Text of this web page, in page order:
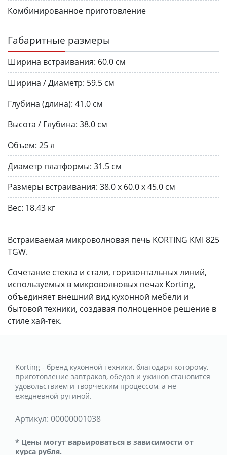
Комбинированное приготовление
Габаритные размеры
Ширина встраивания: 60.0 см
Ширина / Диаметр: 59.5 см
Глубина (длина): 41.0 см
Высота / Глубина: 38.0 см
Объем: 25 л
Диаметр платформы: 31.5 см
Размеры встраивания: 38.0 x 60.0 x 45.0 см
Вес: 18.43 кг
Встраиваемая микроволновая печь KORTING KMI 825
TGW.
Сочетание стекла и стали, горизонтальных линий,
используемых в микроволновых печах Korting,
объединяет внешний вид кухонной мебели и
бытовой техники, создавая полноценное решение в
стиле хай-тек.
Körting - бренд кухонной техники, благодаря которому,
приготовление завтраков, обедов и ужинов становится
удовольствием и творческим процессом, а не
ежедневной рутиной.
Артикул: 00000001038
* Цены могут варьироваться в зависимости от
курса рубля.